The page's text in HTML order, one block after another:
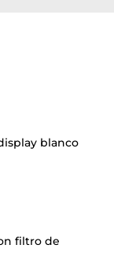
blanco
filtro de